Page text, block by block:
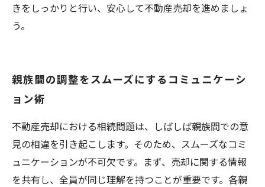
きをしっかりと行い、安心して不動産売却を進めましょ
う。
親族間の調整をスムーズにするコミュニケーシ
ョン術
不動産売却における相続問題は、しばしば親族間での意
見の相違を引き起こします。そのため、スムーズなコミ
ュニケーションが不可欠です。まず、売却に関する情報
を共有し、全員が同じ理解を持つことが重要です。各親